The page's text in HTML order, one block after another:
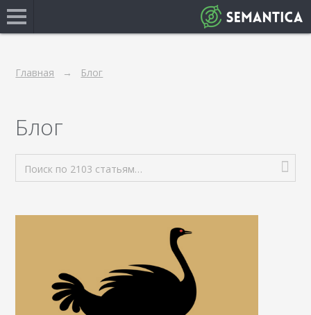
Главная Блог
Блог
Поиск по 2103 статьям…